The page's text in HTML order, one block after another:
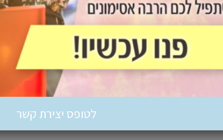
מקשיבים קבוע
קורס לפיתוח כישורים חברתיים בהנחיית יעלי רהב-סיון
16 מפגשים, כל מפגש 90 דקות
לטופס יצירת קשר